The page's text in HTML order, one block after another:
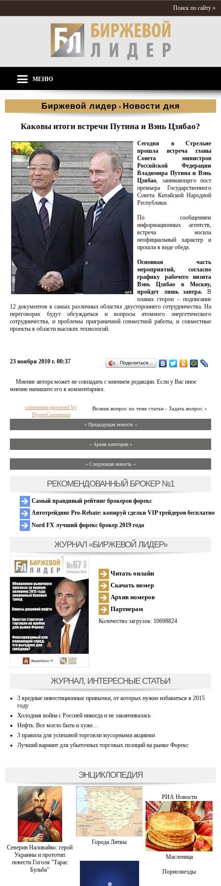
Поиск по сайту »
МЕНЮ
Биржевой лидер » Новости дня
Каковы итоги встречи Путина и Вэнь Цзябао?
Сегодня в Стрельне
прошла встреча главы
Совета министров
Российской Федерации
Владимира Путина и Вэнь
Цзябао, занимающего пост
премьера Государственного
Совета Китайской Народной
Республики.
По сообщениям
информационных агентств,
встреча носила
неофициальный характер и
прошла в виде обеда.
Основная часть
мероприятий, согласно
графику рабочего визита
Вэнь Цзябао в Москву,
пройдет лишь завтра. В
планах сторон – подписание
12 документов в самых различных областях двустороннего сотрудничества. На
переговорах будут обсуждаться и вопросы атомного энергетического
сотрудничества, и проблемы приграничной совместной работы, и совместные
проекты в области высоких технологий.
23 ноября 2010 г. 00:37 Поделиться…
Мнение автора может не совпадать с мнением редакции. Если у Вас иное
мнение напишите его в комментариях.
Возник вопрос по теме статьи - Задать вопрос »
comments powered by
HyperComments
« Предыдущая новость «
» Архив категории «
» Следующая новость »
РЕКОМЕНДОВАННЫЙ БРОКЕР №1
Самый правдивый рейтинг брокеров форекс
Автотрейдинг Pro-Rebate: копируй сделки VIP трейдеров бесплатно
Nord FX лучший форекс брокер 2019 года
ЖУРНАЛ «БИРЖЕВОЙ ЛИДЕР»
Читать онлайн
Скачать номер
Архив номеров
Партнерам
Количество загрузок: 10698824
ЖУРНАЛ, ИНТЕРЕСНЫЕ СТАТЬИ
3 вредные инвестиционные привычки, от которых нужно избавиться в 2015
году
Холодная война с Россией никогда и не заканчивалась
Нефть: Все могло быть и хуже…
3 правила для успешной торговли мусорными акциями
Лучший вариант для убыточных торговых позиций на рынке Форекс
ЭНЦИКЛОПЕДИЯ
Северин Наливайко: герой
Украины и прототип
повести Гоголя "Тарас
Бульба"
Города Литвы
РИА Новости
Масленица
Порнозвезды